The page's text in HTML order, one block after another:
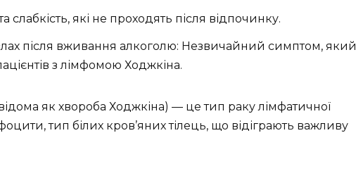
слабкість, які не проходять після відпочинку.
після вживання алкоголю: Незвичайний симптом, який
з лімфомою Ходжкіна.
як хвороба Ходжкіна) — це тип раку лімфатичної
тип білих кров’яних тілець, що відіграють важливу